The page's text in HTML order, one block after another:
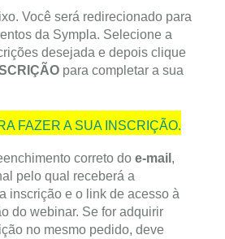
Você será redirecionado para
da Sympla. Selecione a
desejada e depois clique
para completar a sua
FAZER A SUA INSCRIÇÃO.
correto do e-mail ,
pelo qual receberá a
inscrição e o link de acesso à
do webinar. Se for adquirir
no mesmo pedido, deve